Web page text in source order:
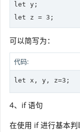
let
let
可以简写为：
代码:
let
4、if 语句
在使用 if 进行基本判